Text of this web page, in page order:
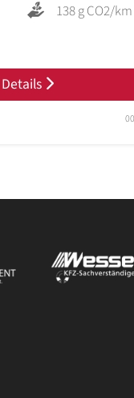
138 g CO2/km
Details